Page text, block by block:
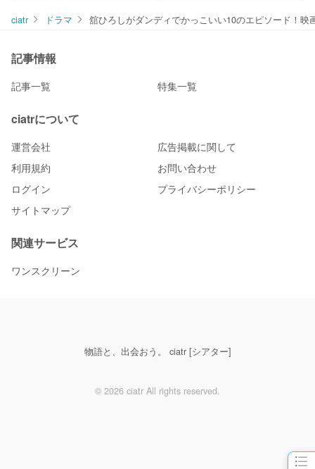
ciatr ドラマ 舘ひろしがダンディでかっこいい10のエピソード！
記事情報
記事一覧 特集一覧
ciatrについて
運営会社
広告掲載に関して
利用規約
お問い合わせ
ログイン
プライバシーポリシー
サイトマップ
関連サービス
ワンスクリーン
物語と、出会おう。 ciatr [シアター]
© 2026 ciatr All rights reserved.